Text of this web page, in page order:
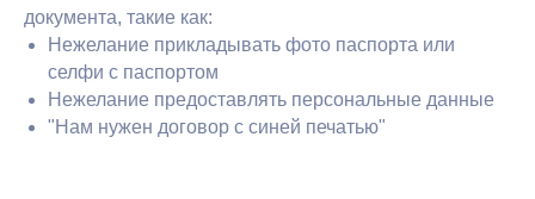
документа, такие как:
Нежелание прикладывать фото паспорта или
селфи с паспортом
Нежелание предоставлять персональные данные
"Нам нужен договор с синей печатью"